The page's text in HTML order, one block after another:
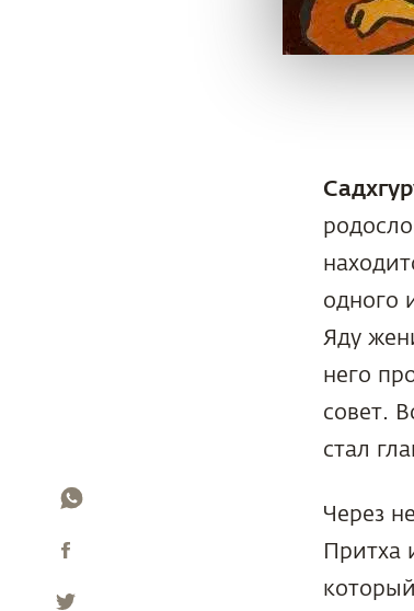
одного
Яду
него
совет.
стал
Через
Притха